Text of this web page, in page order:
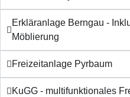
Erkläranlage Berngau -
Möblierung
Freizeitanlage Pyrbaum
KuGG - multifunktionales